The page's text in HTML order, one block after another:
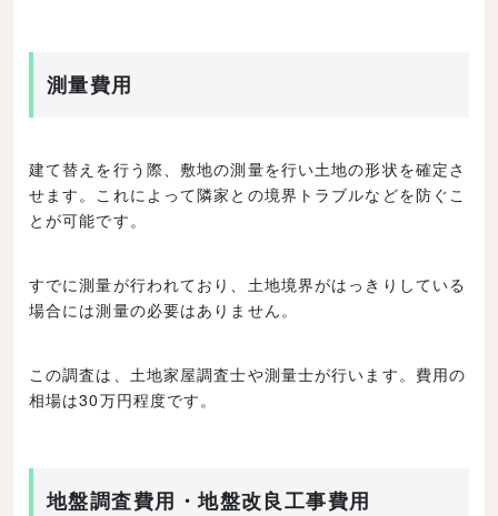
測量費用
建て替えを行う際、敷地の測量を行い土地の形状を確定さ
せます。これによって隣家との境界トラブルなどを防ぐこ
とが可能です。
すでに測量が行われており、土地境界がはっきりしている
場合には測量の必要はありません。
この調査は、土地家屋調査士や測量士が行います。費用の
相場は30万円程度です。
地盤調査費用・地盤改良工事費用